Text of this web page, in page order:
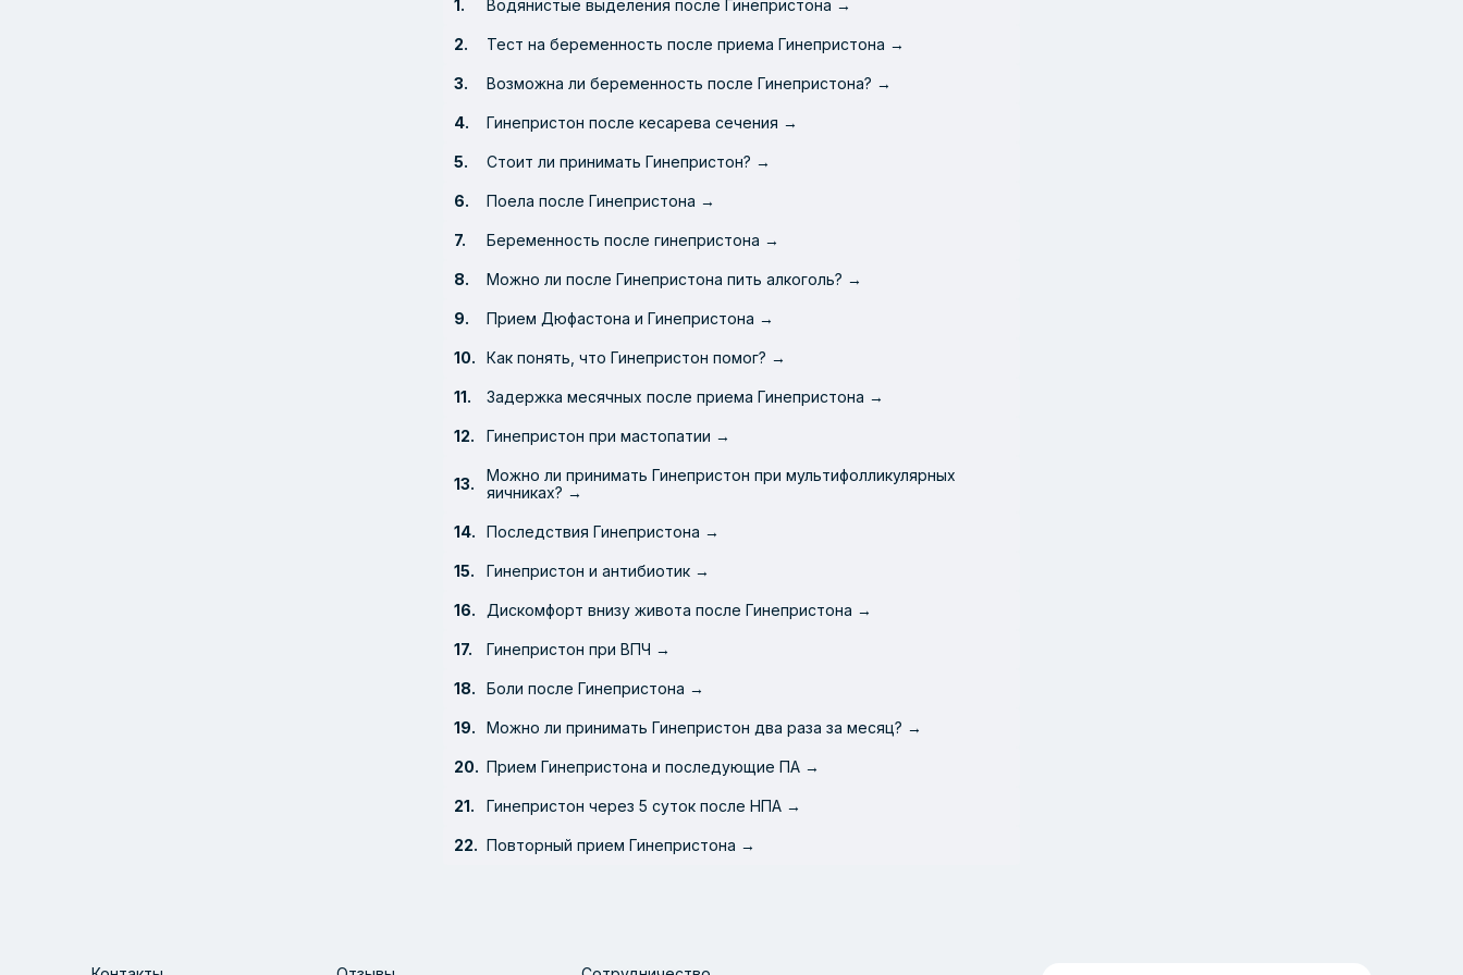
Водянистые выделения после Гинепристона →
Тест на беременность после приема Гинепристона →
Возможна ли беременность после Гинепристона? →
Гинепристон после кесарева сечения →
Стоит ли принимать Гинепристон? →
Поела после Гинепристона →
Беременность после гинепристона →
Можно ли после Гинепристона пить алкоголь? →
Прием Дюфастона и Гинепристона →
Как понять, что Гинепристон помог? →
Задержка месячных после приема Гинепристона →
Гинепристон при мастопатии →
Можно ли принимать Гинепристон при мультифолликулярных
яичниках? →
Последствия Гинепристона →
Гинепристон и антибиотик →
Дискомфорт внизу живота после Гинепристона →
Гинепристон при ВПЧ →
Боли после Гинепристона →
Можно ли принимать Гинепристон два раза за месяц? →
Прием Гинепристона и последующие ПА →
Гинепристон через 5 суток после НПА →
Повторный прием Гинепристона →